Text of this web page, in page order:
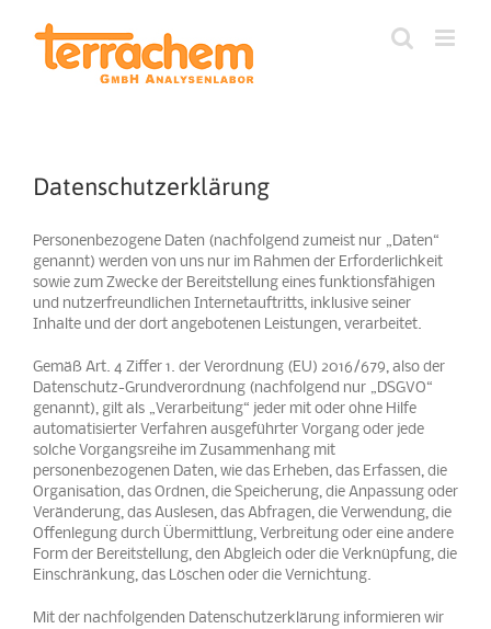
Inhalt
springen
Datenschutzerklärung
Personenbezogene Daten (nachfolgend zumeist nur „Daten“
genannt) werden von uns nur im Rahmen der Erforderlichkeit
sowie zum Zwecke der Bereitstellung eines funktionsfähigen
und nutzerfreundlichen Internetauftritts, inklusive seiner
Inhalte und der dort angebotenen Leistungen, verarbeitet.
Gemäß Art. 4 Ziffer 1. der Verordnung (EU) 2016/679, also der
Datenschutz-Grundverordnung (nachfolgend nur „DSGVO“
genannt), gilt als „Verarbeitung“ jeder mit oder ohne Hilfe
automatisierter Verfahren ausgeführter Vorgang oder jede
solche Vorgangsreihe im Zusammenhang mit
personenbezogenen Daten, wie das Erheben, das Erfassen, die
Organisation, das Ordnen, die Speicherung, die Anpassung oder
Veränderung, das Auslesen, das Abfragen, die Verwendung, die
Offenlegung durch Übermittlung, Verbreitung oder eine andere
Form der Bereitstellung, den Abgleich oder die Verknüpfung, die
Einschränkung, das Löschen oder die Vernichtung.
Mit der nachfolgenden Datenschutzerklärung informieren wir